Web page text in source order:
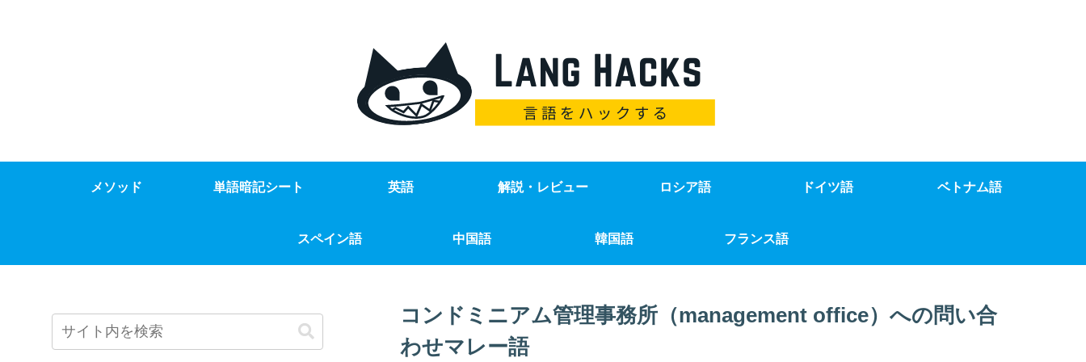
メソッド 単語暗記シート 英語 解説・レビュー ロシア語 ドイツ語 ベトナム語
スペイン語 中国語 韓国語 フランス語
コンドミニアム管理事務所（management office）への問い合
わせマレー語